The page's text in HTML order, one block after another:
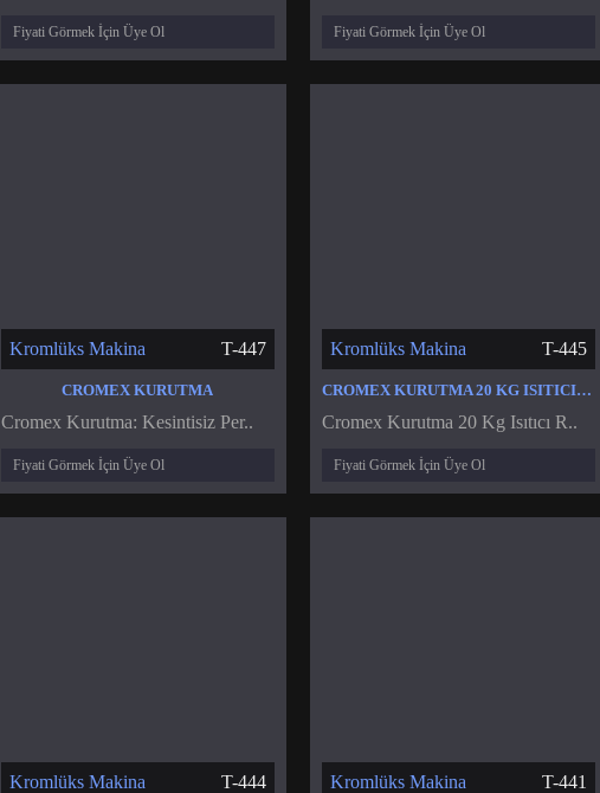
Fiyati Görmek İçin Üye Ol Fiyati Görmek İçin Üye Ol
Kromlüks Makina T-447
CROMEX KURUTMA
Cromex Kurutma: Kesintisiz Per..
Fiyati Görmek İçin Üye Ol
Kromlüks Makina T-445
CROMEX KURUTMA 20 KG ISITICI REZISTANS
Cromex Kurutma 20 Kg Isıtıcı R..
Fiyati Görmek İçin Üye Ol
Kromlüks Makina T-444 Kromlüks Makina T-441